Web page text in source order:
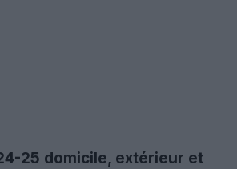
25 domicile, extérieur et